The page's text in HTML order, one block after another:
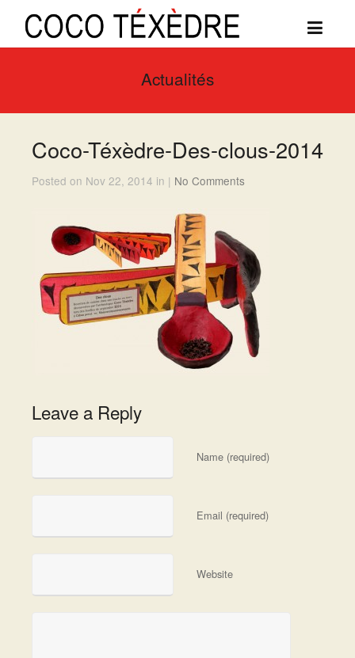
Actualités
Coco-Téxèdre-Des-clous-2014
Posted on Nov 22, 2014 in | No Comments
Leave a Reply
Name (required)
Email (required)
Website